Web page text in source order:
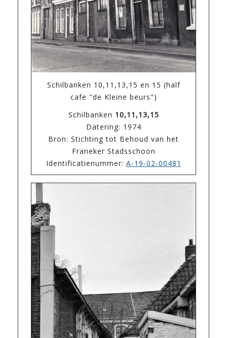
Schilbanken 10,11,13,15 en 15 (half
cafe "de Kleine beurs")
Schilbanken 10,11,13,15
Datering: 1974
Bron: Stichting tot Behoud van het
Franeker Stadsschoon
Identificatienummer: A-19-02-00481